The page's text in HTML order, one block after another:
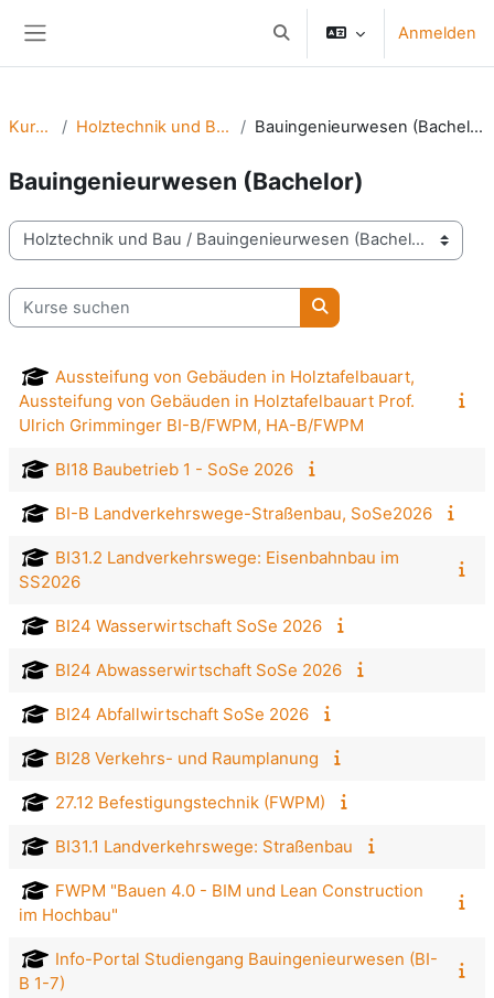
Sucheingabe umschalten
Anmelden
Kurse Holztechnik und Bau Bauingenieurwesen (Bachelor)
Bauingenieurwesen (Bachelor)
Kursbereiche
Kurse suchen
Kurse suchen
Aussteifung von Gebäuden in Holztafelbauart,
Aussteifung von Gebäuden in Holztafelbauart Prof.
Ulrich Grimminger BI-B/FWPM, HA-B/FWPM
BI18 Baubetrieb 1 - SoSe 2026
BI-B Landverkehrswege-Straßenbau, SoSe2026
BI31.2 Landverkehrswege: Eisenbahnbau im
SS2026
BI24 Wasserwirtschaft SoSe 2026
BI24 Abwasserwirtschaft SoSe 2026
BI24 Abfallwirtschaft SoSe 2026
BI28 Verkehrs- und Raumplanung
27.12 Befestigungstechnik (FWPM)
BI31.1 Landverkehrswege: Straßenbau
FWPM "Bauen 4.0 - BIM und Lean Construction
im Hochbau"
Info-Portal Studiengang Bauingenieurwesen (BI-
B 1-7)